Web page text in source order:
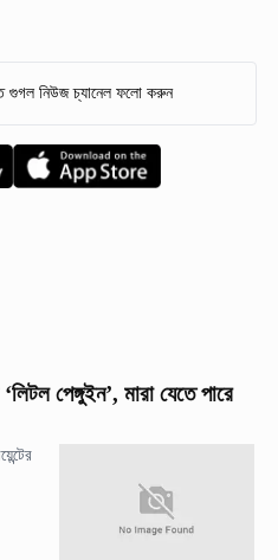
গুগল নিউজ চ্যানেল ফলো করুন
পেঙ্গুইন’, মারা যেতে পারে